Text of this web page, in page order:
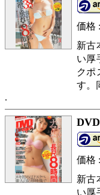
価格 :
新古
い厚
クポ
す。
価格 :
新古
い厚